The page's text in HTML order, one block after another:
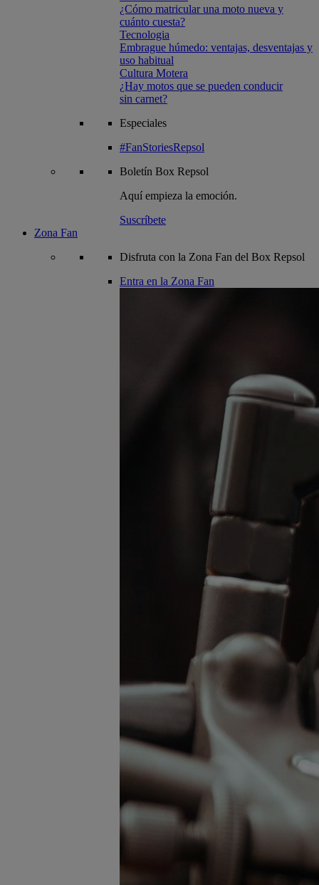
¿Cómo matricular una moto nueva y
cuánto cuesta?
Tecnologia
Embrague húmedo: ventajas, desventajas y
uso habitual
Cultura Motera
¿Hay motos que se pueden conducir
sin carnet?
Especiales
#FanStoriesRepsol
Boletín Box Repsol
Aquí empieza la emoción.
Suscríbete
Zona Fan
Disfruta con la Zona Fan del Box Repsol
Entra en la Zona Fan